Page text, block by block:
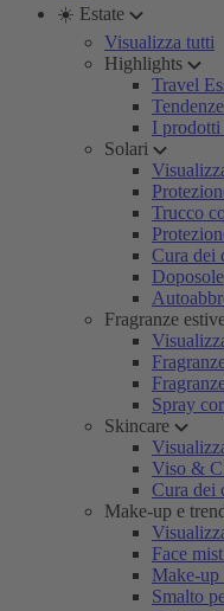
☀️ Estate
Visualizza tutti
Highlights
Travel
I prodotti
Solari
Trucco
Cura dei
Doposole
Fragranze
Spray
Skincare
Viso &
Cura dei
Make-up e
Face
Make-
Smalto